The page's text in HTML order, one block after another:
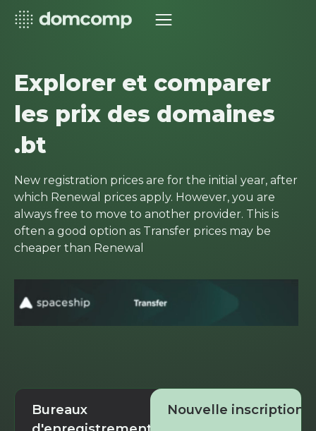
Explorer et comparer
les prix des domaines
.bt
New registration prices are for the initial year, after
which Renewal prices apply. However, you are
always free to move to another provider. This is
often a good option as Transfer prices may be
cheaper than Renewal
Bureaux
Nouvelle inscription